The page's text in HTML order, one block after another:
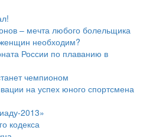
– мечта любого болельщика
необходим?
России по плаванию в
чемпионом
на успех юного спортсмена
2013»
кодекса